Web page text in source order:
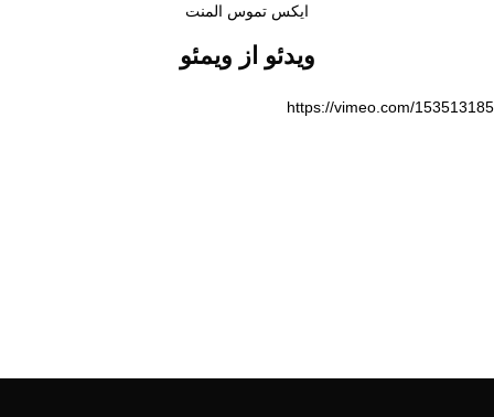
ایکس تموس المنت
ویدئو از ویمئو
https://vimeo.com/153513185